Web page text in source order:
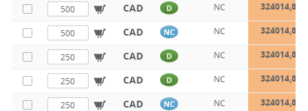
CAD D NC
CAD NC NC
CAD D NC
CAD D NC
CAD NC NC